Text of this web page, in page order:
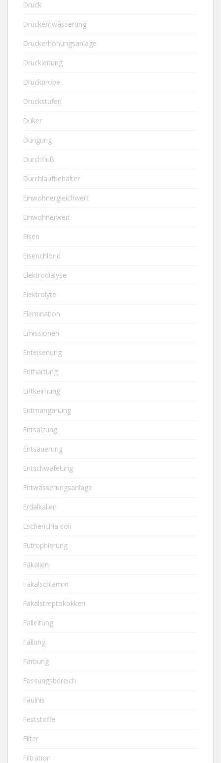
Druck
Druckentwässerung
Druckerhöhungsanlage
Druckleitung
Druckprobe
Druckstufen
Düker
Düngung
Durchfluß
Durchlaufbehälter
Einwohnergleichwert
Einwohnerwert
Eisen
Eisenchlorid
Elektrodialyse
Elektrolyte
Elemination
Emissionen
Enteisenung
Enthärtung
Entkeimung
Entmanganung
Entsalzung
Entsäuerung
Entschwefelung
Entwässerungsanlage
Erdalkalien
Escherichia coli
Eutrophierung
Fäkalien
Fäkalschlamm
Fäkalstreptokokken
Falleitung
Fällung
Färbung
Fassungsbereich
Fäulnis
Feststoffe
Filter
Filtration